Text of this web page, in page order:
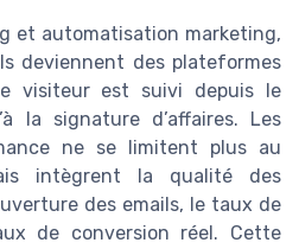
et automatisation marketing,
deviennent des plateformes
visiteur est suivi depuis le
la signature d’affaires. Les
ne se limitent plus au
intègrent la qualité des
des emails, le taux de
de conversion réel. Cette